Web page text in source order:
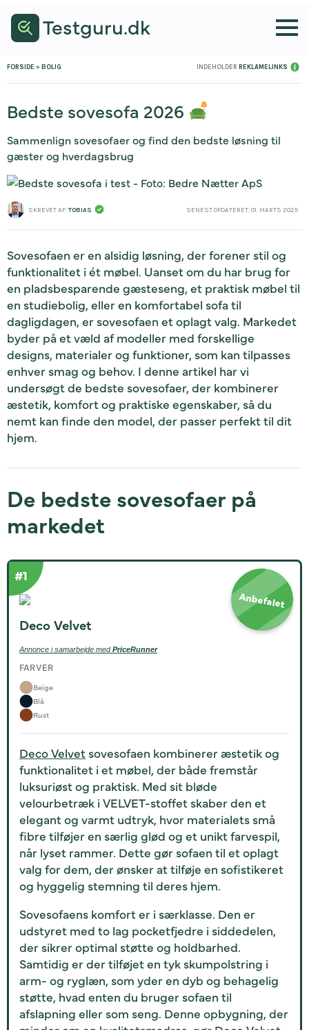
Testguru.dk
FORSIDE » BOLIG INDEHOLDER REKLAMELINKS
Bedste sovesofa 2026
Sammenlign sovesofaer og find den bedste løsning til
gæster og hverdagsbrug
SKREVET AF: TOBIAS SENEST OPDATERET: 01. MARTS 2025
Sovesofaen er en alsidig løsning, der forener stil og
funktionalitet i ét møbel. Uanset om du har brug for
en pladsbesparende gæsteseng, et praktisk møbel til
en studiebolig, eller en komfortabel sofa til
dagligdagen, er sovesofaen et oplagt valg. Markedet
byder på et væld af modeller med forskellige
designs, materialer og funktioner, som kan tilpasses
enhver smag og behov. I denne artikel har vi
undersøgt de bedste sovesofaer, der kombinerer
æstetik, komfort og praktiske egenskaber, så du
nemt kan finde den model, der passer perfekt til dit
hjem.
De bedste sovesofaer på
markedet
Deco Velvet
Annonce i samarbejde medPriceRunner
FARVER
Beige
Blå
Rust
Deco Velvet sovesofaen kombinerer æstetik og
funktionalitet i et møbel, der både fremstår
luksuriøst og praktisk. Med sit bløde
velourbetræk i VELVET-stoffet skaber den et
elegant og varmt udtryk, hvor materialets små
fibre tilføjer en særlig glød og et unikt farvespil,
når lyset rammer. Dette gør sofaen til et oplagt
valg for dem, der ønsker at tilføje en sofistikeret
og hyggelig stemning til deres hjem.
Sovesofaens komfort er i særklasse. Den er
udstyret med to lag pocketfjedre i siddedelen,
der sikrer optimal støtte og holdbarhed.
Samtidig er der tilføjet en tyk skumpolstring i
arm- og ryglæn, som yder en dyb og behagelig
støtte, hvad enten du bruger sofaen til
afslapning eller som seng. Denne opbygning, der